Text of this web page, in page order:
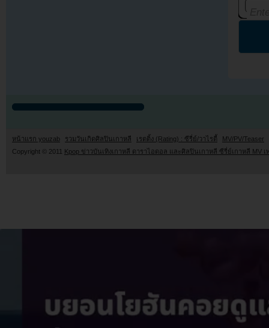
หน้าแรก youzab รวมวันเกิดศิลปินเกาหลี เรตติ้ง (Rating) : ซีรี่ย์/วาไรตี้
MV/PV/Teaser
Copyright © 2011 Kpop ข่าวบันเทิงเกาหลี ดาราไอดอล และศิลปินเกาหลี ซีรี่ย์เกาหลี MV